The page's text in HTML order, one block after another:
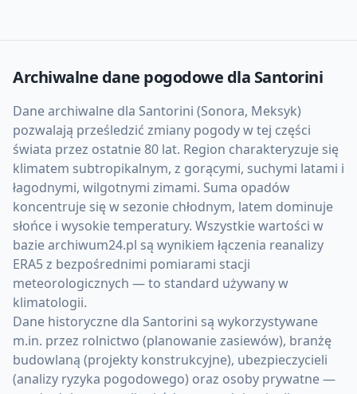
Archiwalne dane pogodowe dla Santorini
Dane archiwalne dla Santorini (Sonora, Meksyk)
pozwalają prześledzić zmiany pogody w tej części
świata przez ostatnie 80 lat. Region charakteryzuje się
klimatem subtropikalnym, z gorącymi, suchymi latami i
łagodnymi, wilgotnymi zimami. Suma opadów
koncentruje się w sezonie chłodnym, latem dominuje
słońce i wysokie temperatury. Wszystkie wartości w
bazie archiwum24.pl są wynikiem łączenia reanalizy
ERA5 z bezpośrednimi pomiarami stacji
meteorologicznych — to standard używany w
klimatologii.
Dane historyczne dla Santorini są wykorzystywane
m.in. przez rolnictwo (planowanie zasiewów), branżę
budowlaną (projekty konstrukcyjne), ubezpieczycieli
(analizy ryzyka pogodowego) oraz osoby prywatne —